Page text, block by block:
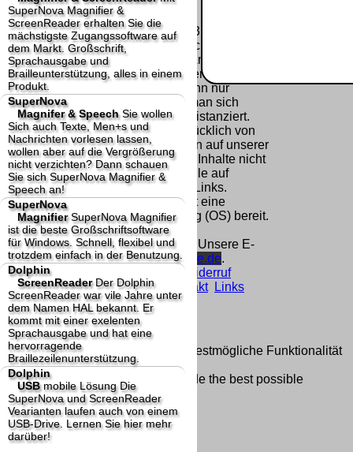
SuperNova Magnifier &
ScreenReader erhalten Sie die
mächstigste Zugangssoftware auf
dem Markt. Großschrift,
Sprachausgabe und
Brailleunterstützung, alles in einem
Produkt.
SuperNova
Magnifer & SpeechSie wollen
Sich auch Texte, Men+s und
Nachrichten vorlesen lassen,
wollen aber auf die Vergrößerung
nicht verzichten? Dann schauen
Sie sich SuperNova Magnifier &
Speech an!
SuperNova
MagnifierSuperNova Magnifier
ist die beste Großschriftsoftware
für Windows. Schnell, flexibel und
trotzdem einfach in der Benutzung.
Dolphin
ScreenReaderDer Dolphin
ScreenReader war vile Jahre unter
dem Namen HAL bekannt. Er
kommt mit einer exelenten
Sprachausgabe und hat eine
hervorragende
Braillezeilenunterstützung.
Dolphin
USBmobile LösungDie
SuperNova und ScreenReader
Vearianten laufen auch von einem
USB-Drive. Lernen Sie hier mehr
darüber!
Spezial Computer Technik,
Mit einem Urteil vom 12.05.1998 - 312 O 85/98 -
Haftung für Links hat das Landgericht Hamburg
entschieden, dass man durch die Anbringung
eines Links, die Inhalte der gelinkten Seite ggf.
mit zu verantworten hat. Dieses kann nur
dadurch verhindert werden, dass man sich
ausdrücklich von diesen Inhalten distanziert.
Hiermit distanzieren wir uns ausdrücklich von
allen Inhalten, aller gelinkten Seiten auf unserer
Homepage und machen uns diese Inhalte nicht
zu eigen. Diese Erklärung gilt für alle auf
unserer Homepage angebrachten Links.
Die Europäische Kommission stellt eine
Plattform zur Online-Streitbeilegung (OS) bereit.
Die Plattform finden Sie unter
http://ec.europa.eu/consumers/odr/
Unsere E-
Mailadresse lautet:info@dolphin-de.de.
Seitenanfang
Widerruf
Datenschutz Urheberrechte Kontakt
Links
Katalog (PDF) Sitemap
große Anzeige Schließen
Diese Website nutzt Cookies, um bestmögliche Funktionalität
bieten zu können.
This website uses cookies to provide the best possible
functionality.
Ok, verstanden Mehr Infos